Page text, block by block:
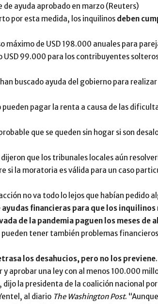
de ayuda aprobado en marzo (Reuters)
por esta medida, los inquilinos deben
máximo de USD 198.000 anuales para
USD 99.000 para los contribuyentes
buscado ayuda del gobierno para
pagar la renta a causa de las
que se queden sin hogar si son
que los tribunales locales aún
si la moratoria es válida para un caso
no va todo lo lejos que habían pedido
ayudas financieras para que los
de la pandemia paguen los meses de
tener también problemas
los desahucios, pero no los previene
y aprobar una ley con al menos 100.000
dijo la presidenta de la coalición nacional
al diario The Washington Post.